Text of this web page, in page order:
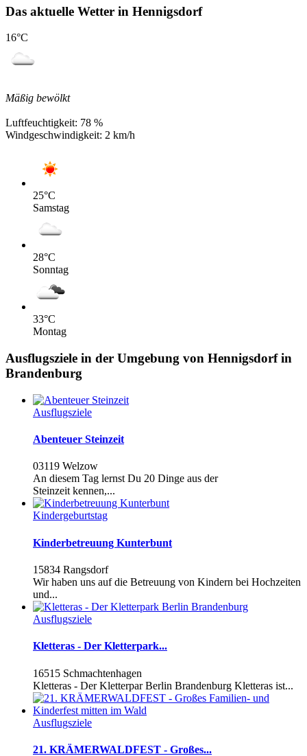
Das aktuelle Wetter in Hennigsdorf
16°C
Mäßig bewölkt
Luftfeuchtigkeit: 78 %
Windgeschwindigkeit: 2 km/h
25°C
Samstag
28°C
Sonntag
33°C
Montag
Ausflugsziele in der Umgebung von Hennigsdorf in
Brandenburg
Ausflugsziele
Abenteuer Steinzeit
03119 Welzow
An diesem Tag lernst Du 20 Dinge aus der
Steinzeit kennen,...
Kindergeburtstag
Kinderbetreuung Kunterbunt
15834 Rangsdorf
Wir haben uns auf die Betreuung von Kindern bei Hochzeiten
und...
Ausflugsziele
Kletteras - Der Kletterpark...
16515 Schmachtenhagen
Kletteras - Der Kletterpar Berlin Brandenburg Kletteras ist...
Ausflugsziele
21. KRÄMERWALDFEST - Großes...